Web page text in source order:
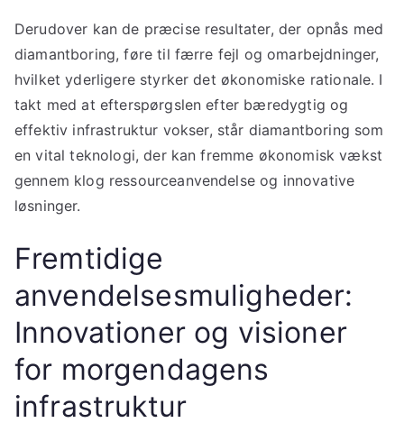
Derudover kan de præcise resultater, der opnås med
diamantboring, føre til færre fejl og omarbejdninger,
hvilket yderligere styrker det økonomiske rationale. I
takt med at efterspørgslen efter bæredygtig og
effektiv infrastruktur vokser, står diamantboring som
en vital teknologi, der kan fremme økonomisk vækst
gennem klog ressourceanvendelse og innovative
løsninger.
Fremtidige
anvendelsesmuligheder:
Innovationer og visioner
for morgendagens
infrastruktur